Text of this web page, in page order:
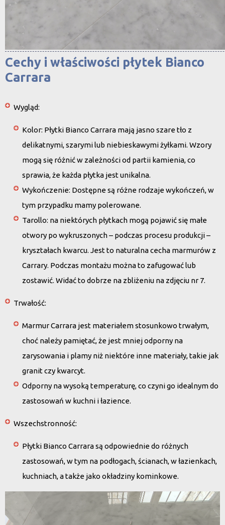
Cechy i właściwości płytek Bianco
Carrara
Wygląd:
Kolor: Płytki Bianco Carrara mają jasno szare tło z
delikatnymi, szarymi lub niebieskawymi żyłkami. Wzory
mogą się różnić w zależności od partii kamienia, co
sprawia, że każda płytka jest unikalna.
Wykończenie: Dostępne są różne rodzaje wykończeń, w
tym przypadku mamy polerowane.
Tarollo: na niektórych płytkach mogą pojawić się małe
otwory po wykruszonych – podczas procesu produkcji –
kryształach kwarcu. Jest to naturalna cecha marmurów z
Carrary. Podczas montażu można to zafugować lub
zostawić. Widać to dobrze na zbliżeniu na zdjęciu nr 7.
Trwałość:
Marmur Carrara jest materiałem stosunkowo trwałym,
choć należy pamiętać, że jest mniej odporny na
zarysowania i plamy niż niektóre inne materiały, takie jak
granit czy kwarcyt.
Odporny na wysoką temperaturę, co czyni go idealnym do
zastosowań w kuchni i łazience.
Wszechstronność:
Płytki Bianco Carrara są odpowiednie do różnych
zastosowań, w tym na podłogach, ścianach, w łazienkach,
kuchniach, a także jako okładziny kominkowe.
Odtwarzacz
video